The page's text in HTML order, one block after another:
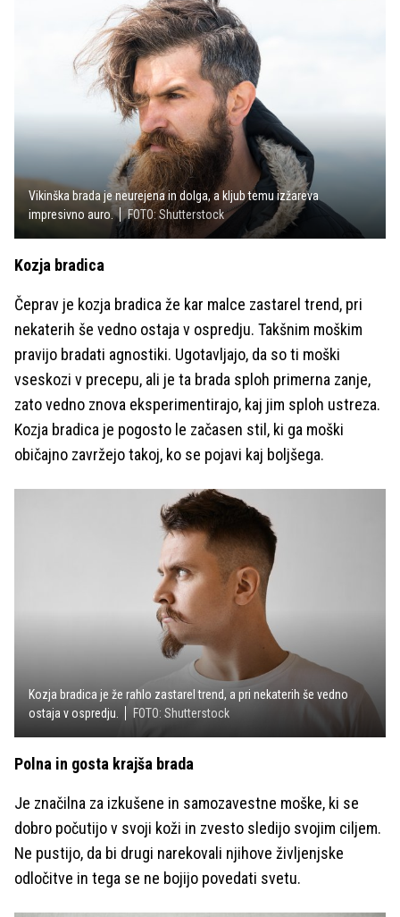
Vikinška brada je neurejena in dolga, a kljub temu izžareva
impresivno auro.
FOTO: Shutterstock
Kozja bradica
Čeprav je kozja bradica že kar malce zastarel trend, pri
nekaterih še vedno ostaja v ospredju. Takšnim moškim
pravijo bradati agnostiki. Ugotavljajo, da so ti moški
vseskozi v precepu, ali je ta brada sploh primerna zanje,
zato vedno znova eksperimentirajo, kaj jim sploh ustreza.
Kozja bradica je pogosto le začasen stil, ki ga moški
običajno zavržejo takoj, ko se pojavi kaj boljšega.
Kozja bradica je že rahlo zastarel trend, a pri nekaterih še vedno
ostaja v ospredju.
FOTO: Shutterstock
Polna in gosta krajša brada
Je značilna za izkušene in samozavestne moške, ki se
dobro počutijo v svoji koži in zvesto sledijo svojim ciljem.
Ne pustijo, da bi drugi narekovali njihove življenjske
odločitve in tega se ne bojijo povedati svetu.